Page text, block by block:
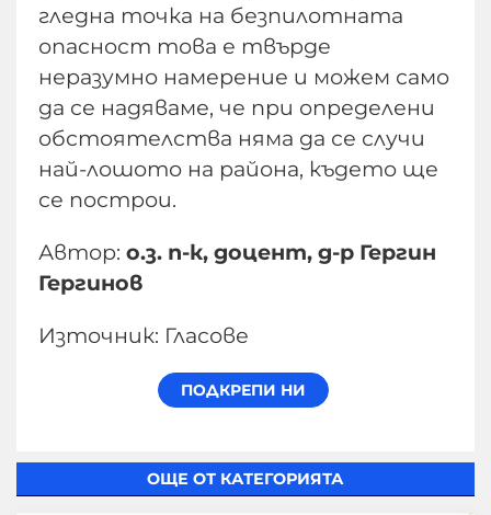
гледна точка на безпилотната
опасност това е твърде
неразумно намерение и можем само
да се надяваме, че при определени
обстоятелства няма да се случи
най-лошото на района, където ще
се построи.
Автор: о.з. п-к, доцент, д-р Гергин
Гергинов
Източник: Гласове
ОЩЕ ОТ КАТЕГОРИЯТА